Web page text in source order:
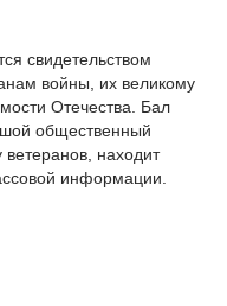
свидетельством
войны, их великому
Отечества. Бал
общественный
находит
информации.